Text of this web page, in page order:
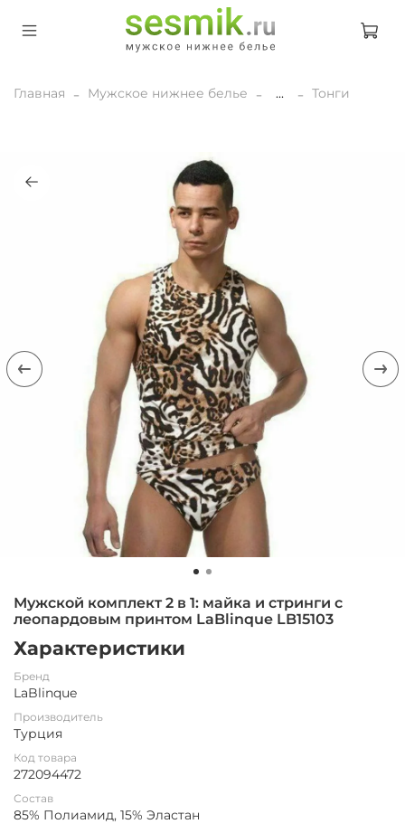
Главная Мужское нижнее белье ... Тонги
Мужской комплект 2 в 1: майка и стринги с
леопардовым принтом LaBlinque LB15103
Характеристики
Бренд
LaBlinque
Производитель
Турция
Код товара
272094472
Состав
85% Полиамид, 15% Эластан